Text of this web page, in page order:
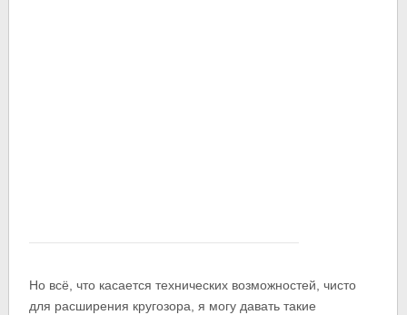
Но всё, что касается технических возможностей, чисто
для расширения кругозора, я могу давать такие